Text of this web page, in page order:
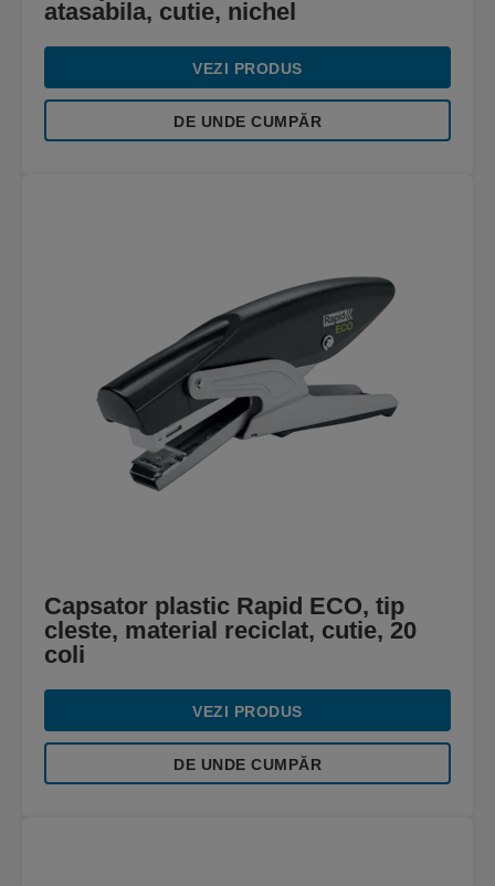
atasabila, cutie, nichel
VEZI PRODUS
DE UNDE CUMPĂR
Capsator plastic Rapid ECO, tip
cleste, material reciclat, cutie, 20
coli
VEZI PRODUS
DE UNDE CUMPĂR